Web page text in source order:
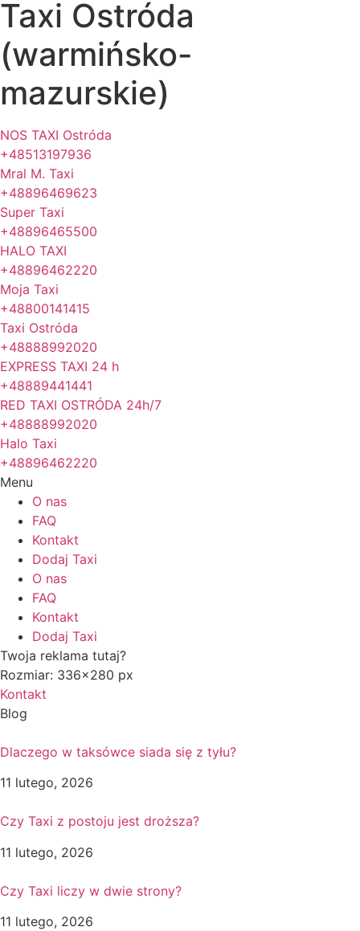
Taxi Ostróda
(warmińsko-
mazurskie)
NOS TAXI Ostróda
+48513197936
Mral M. Taxi
+48896469623
Super Taxi
+48896465500
HALO TAXI
+48896462220
Moja Taxi
+48800141415
Taxi Ostróda
+48888992020
EXPRESS TAXI 24 h
+48889441441
RED TAXI OSTRÓDA 24h/7
+48888992020
Halo Taxi
+48896462220
Menu
O nas
FAQ
Kontakt
Dodaj Taxi
O nas
FAQ
Kontakt
Dodaj Taxi
Twoja reklama tutaj?
Rozmiar: 336x280 px
Kontakt
Blog
Dlaczego w taksówce siada się z tyłu?
11 lutego, 2026
Czy Taxi z postoju jest droższa?
11 lutego, 2026
Czy Taxi liczy w dwie strony?
11 lutego, 2026